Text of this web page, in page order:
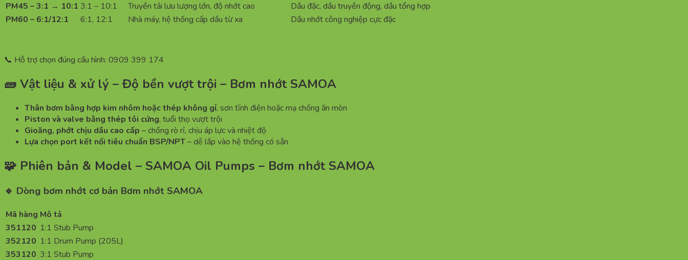
PM45 – 3:1 → 10:1 3:1 – 10:1 Truyền tải lưu lượng lớn, độ nhớt cao
Dầu đặc, dầu truyền động, dầu tổng hợp
PM60 – 6:1/12:1
6:1, 12:1 Nhà máy, hệ thống cấp dầu từ xa Dầu nhớt công nghiệp cực đặc
📞 Hỗ trợ chọn đúng cấu hình: 0909 399 174
🧱 Vật liệu & xử lý – Độ bền vượt trội – Bơm nhớt SAMOA
Thân bơm bằng hợp kim nhôm hoặc thép không gỉ, sơn tĩnh điện hoặc mạ chống ăn mòn
Piston và valve bằng thép tôi cứng, tuổi thọ vượt trội
Gioăng, phớt chịu dầu cao cấp – chống rò rỉ, chịu áp lực và nhiệt độ
Lựa chọn port kết nối tiêu chuẩn BSP/NPT– dễ lắp vào hệ thống có sẵn
🧩 Phiên bản & Model – SAMOA Oil Pumps – Bơm nhớt SAMOA
🔹 Dòng bơm nhớt cơ bản Bơm nhớt SAMOA
Mã hàng Mô tả
351120 1:1 Stub Pump
352120 1:1 Drum Pump (205L)
353120 3:1 Stub Pump